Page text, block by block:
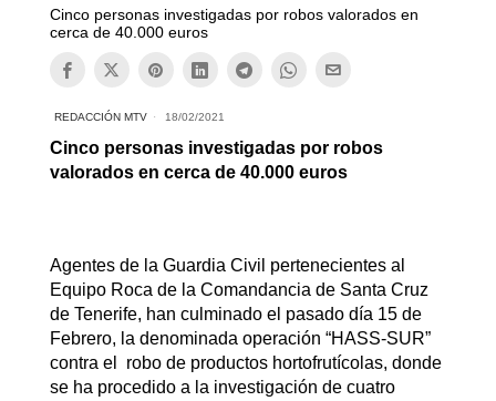
Cinco personas investigadas por robos valorados en
cerca de 40.000 euros
REDACCIÓN MTV 18/02/2021
Cinco personas investigadas por robos
valorados en cerca de 40.000 euros
Agentes de la Guardia Civil pertenecientes al
Equipo Roca de la Comandancia de Santa Cruz
de Tenerife, han culminado el pasado día 15 de
Febrero, la denominada operación “HASS-SUR”
contra el robo de productos hortofrutícolas, donde
se ha procedido a la investigación de cuatro